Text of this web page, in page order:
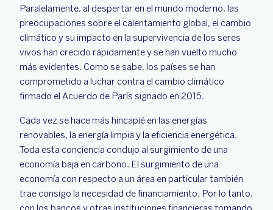
Paralelamente, al despertar en el mundo moderno, las
preocupaciones sobre el calentamiento global, el cambio
climático y su impacto en la supervivencia de los seres
vivos han crecido rápidamente y se han vuelto mucho
más evidentes. Como se sabe, los países se han
comprometido a luchar contra el cambio climático
firmado el Acuerdo de París signado en 2015.
Cada vez se hace más hincapié en las energías
renovables, la energía limpia y la eficiencia energética.
Toda esta conciencia condujo al surgimiento de una
economía baja en carbono. El surgimiento de una
economía con respecto a un área en particular también
trae consigo la necesidad de financiamiento. Por lo tanto,